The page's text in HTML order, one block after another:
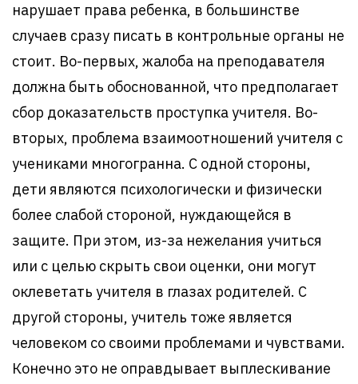
нарушает права ребенка, в большинстве
случаев сразу писать в контрольные органы не
стоит. Во-первых, жалоба на преподавателя
должна быть обоснованной, что предполагает
сбор доказательств проступка учителя. Во-
вторых, проблема взаимоотношений учителя с
учениками многогранна. С одной стороны,
дети являются психологически и физически
более слабой стороной, нуждающейся в
защите. При этом, из-за нежелания учиться
или с целью скрыть свои оценки, они могут
оклеветать учителя в глазах родителей. С
другой стороны, учитель тоже является
человеком со своими проблемами и чувствами.
Конечно это не оправдывает выплескивание